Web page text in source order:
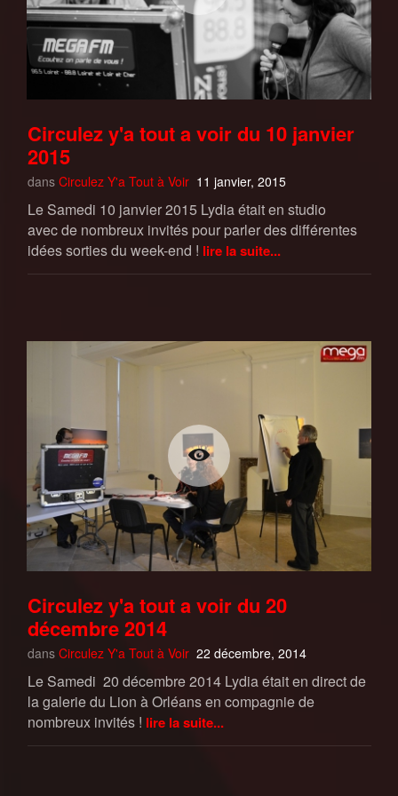
Circulez y'a tout a voir du 10 janvier
2015
dans Circulez Y'a Tout à Voir 11 janvier, 2015
Le Samedi 10 janvier 2015 Lydia était en studio
avec de nombreux invités pour parler des différentes
idées sorties du week-end ! lire la suite...
Circulez y'a tout a voir du 20
décembre 2014
dans Circulez Y'a Tout à Voir 22 décembre, 2014
Le Samedi 20 décembre 2014 Lydia était en direct de
la galerie du Lion à Orléans en compagnie de
nombreux invités ! lire la suite...